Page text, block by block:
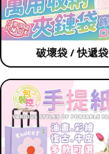
破壞袋 / 快遞袋